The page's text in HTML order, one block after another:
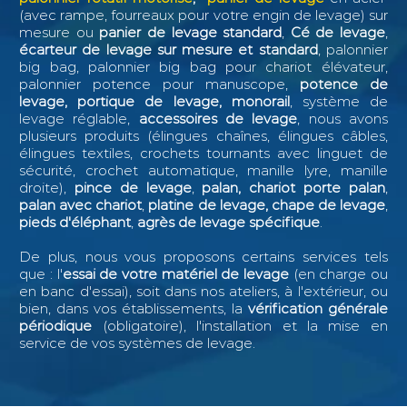
(avec rampe, fourreaux pour votre engin de levage) sur
mesure ou panier de levage standard, Cé de levage,
écarteur de levage sur mesure et standard, palonnier
big bag, palonnier big bag pour chariot élévateur,
palonnier potence pour manuscope, potence de
levage, portique de levage, monorail, système de
levage réglable, accessoires de levage, nous avons
plusieurs produits (élingues chaînes, élingues câbles,
élingues textiles, crochets tournants avec linguet de
sécurité, crochet automatique, manille lyre, manille
droite), pince de levage, palan, chariot porte palan,
palan avec chariot, platine de levage, chape de levage,
pieds d'éléphant, agrès de levage spécifique.
De plus, nous vous proposons certains services tels
que : l'essai de votre matériel de levage (en charge ou
en banc d'essai), soit dans nos ateliers, à l'extérieur, ou
bien, dans vos établissements, la vérification générale
périodique (obligatoire), l'installation et la mise en
service de vos systèmes de levage.